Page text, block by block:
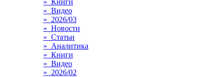
» Книги
» Видео
» 2026/03
» Новости
» Статьи
» Аналитика
» Книги
» Видео
» 2026/02